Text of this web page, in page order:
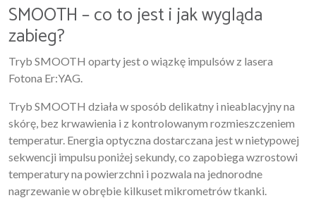
SMOOTH – co to jest i jak wygląda
zabieg?
Tryb SMOOTH oparty jest o wiązkę impulsów z lasera
Fotona Er:YAG.
Tryb SMOOTH działa w sposób delikatny i nieablacyjny na
skórę, bez krwawienia i z kontrolowanym rozmieszczeniem
temperatur. Energia optyczna dostarczana jest w nietypowej
sekwencji impulsu poniżej sekundy, co zapobiega wzrostowi
temperatury na powierzchni i pozwala na jednorodne
nagrzewanie w obrębie kilkuset mikrometrów tkanki.